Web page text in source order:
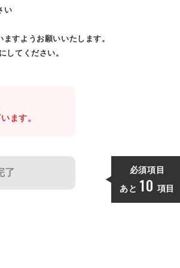
い
すようお願いいたします。
してください。
ます。
了 必須項目
あと 10 項目